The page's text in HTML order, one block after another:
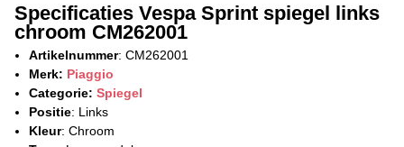
Specificaties Vespa Sprint spiegel links
chroom CM262001
Artikelnummer: CM262001
Merk: Piaggio
Categorie: Spiegel
Positie: Links
Kleur: Chroom